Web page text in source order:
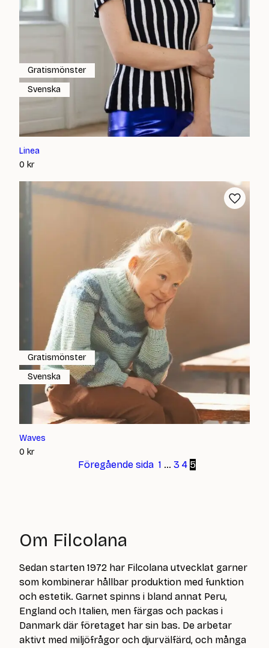
Linea
0 kr
Gratismönster
Svenska
Waves
0 kr
Gratismönster
Svenska
Föregående sida 1 … 3 4 5
Om Filcolana
Sedan starten 1972 har Filcolana utvecklat garner
som kombinerar hållbar produktion med funktion
och estetik. Garnet spinns i bland annat Peru,
England och Italien, men färgas och packas i
Danmark där företaget har sin bas. De arbetar
aktivt med miljöfrågor och djurvälfärd, och många